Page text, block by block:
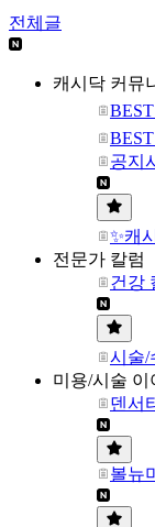
전체글
캐시닥 커뮤
공지
✨캐
전문가 칼럼
건강
시술/
미용/시술 이
덴서
볼뉴